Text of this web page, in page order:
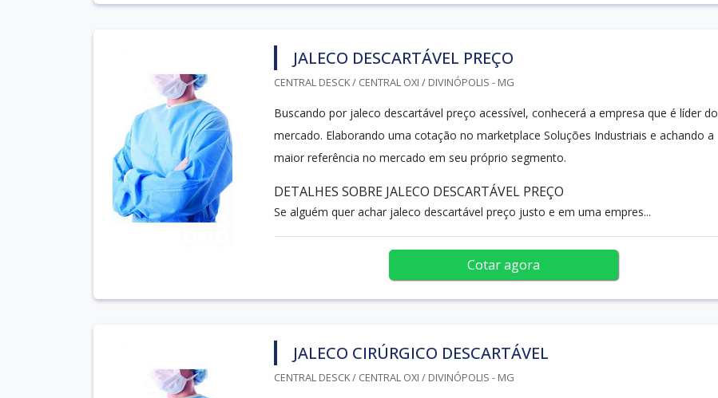
JALECO DESCARTÁVEL PREÇO
CENTRAL DESCK / CENTRAL OXI / DIVINÓPOLIS - MG
Buscando por jaleco descartável preço acessível, conhecerá a empresa que é líder do
mercado. Elaborando uma cotação no marketplace Soluções Industriais e achando a
maior referência no mercado em seu próprio segmento.
DETALHES SOBRE JALECO DESCARTÁVEL PREÇO
Se alguém quer achar jaleco descartável preço justo e em uma empres...
Cotar agora
JALECO CIRÚRGICO DESCARTÁVEL
CENTRAL DESCK / CENTRAL OXI / DIVINÓPOLIS - MG